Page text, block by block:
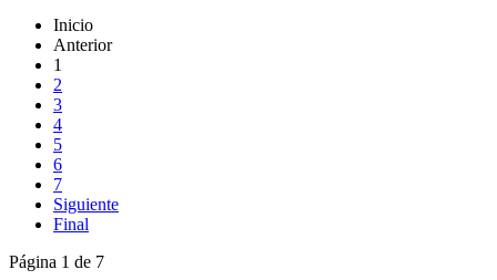
Inicio
Anterior
1
2
3
4
5
6
7
Siguiente
Final
Página 1 de 7